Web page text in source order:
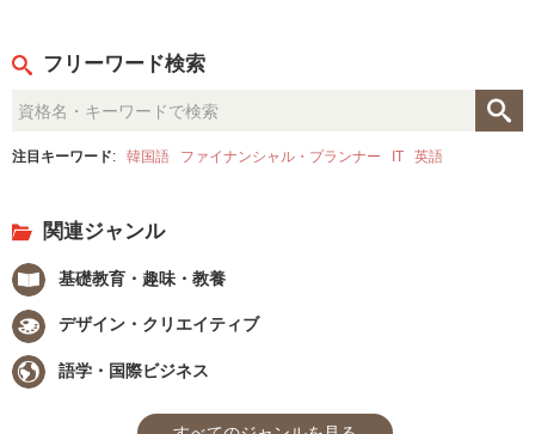
フリーワード検索
注目キーワード: 韓国語 ファイナンシャル・プランナー IT 英語
関連ジャンル
基礎教育・趣味・教養
デザイン・クリエイティブ
語学・国際ビジネス